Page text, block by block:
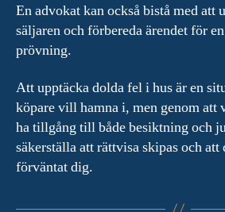
En advokat kan också bistå med
säljaren och förbereda ärendet för
prövning.
Att upptäcka dolda fel i hus är en
köpare vill hamna i, men genom att
ha tillgång till både besiktning och
säkerställa att rättvisa skipas och att
förväntat dig.